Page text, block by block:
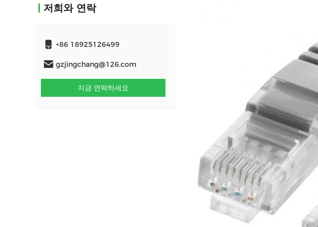
저희와 연락
+86 18925126499
gzjingchang@126.com
지금 연락하세요